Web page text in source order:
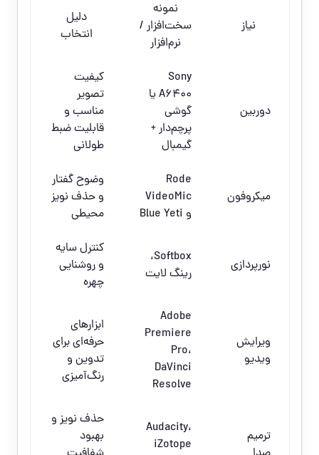
نیاز
نمونه
سخت‌افزار /
نرم‌افزار
دلیل
انتخاب
دوربین
Sony
A6400 یا
گوشی
پرچم‌دار +
گیمبال
کیفیت
تصویر
مناسب و
قابلیت ضبط
طولانی
میکروفون
Rode
VideoMic
و Blue Yeti
وضوح گفتار
و حذف نویز
محیطی
نورپردازی
Softbox،
رینگ لایت
کنترل سایه
و روشنایی
چهره
ویرایش
ویدیو
Adobe
Premiere
Pro،
DaVinci
Resolve
ابزارهای
حرفه‌ای برای
تدوین و
رنگ‌آمیزی
ترمیم
Audacity،
iZotope
حذف نویز و
بهبود